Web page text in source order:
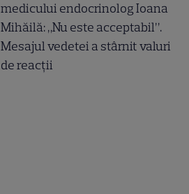
medicului endocrinolog Ioana
Mihăilă: „Nu este acceptabil”.
Mesajul vedetei a stârnit valuri
de reacții